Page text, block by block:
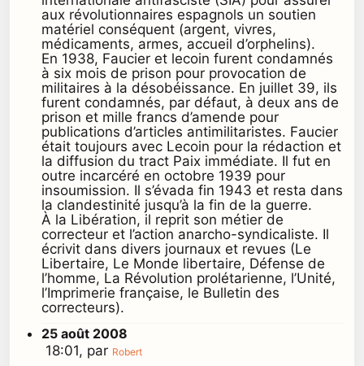
aux révolutionnaires espagnols un soutien
matériel conséquent (argent, vivres,
médicaments, armes, accueil d’orphelins).
En 1938, Faucier et lecoin furent condamnés
à six mois de prison pour provocation de
militaires à la désobéissance. En juillet 39, ils
furent condamnés, par défaut, à deux ans de
prison et mille francs d’amende pour
publications d’articles antimilitaristes. Faucier
était toujours avec Lecoin pour la rédaction et
la diffusion du tract Paix immédiate. Il fut en
outre incarcéré en octobre 1939 pour
insoumission. Il s’évada fin 1943 et resta dans
la clandestinité jusqu’à la fin de la guerre.
À la Libération, il reprit son métier de
correcteur et l’action anarcho-syndicaliste. Il
écrivit dans divers journaux et revues (Le
Libertaire, Le Monde libertaire, Défense de
l’homme, La Révolution prolétarienne, l’Unité,
l’Imprimerie française, le Bulletin des
correcteurs).
25 août 2008
18:01, par Robert